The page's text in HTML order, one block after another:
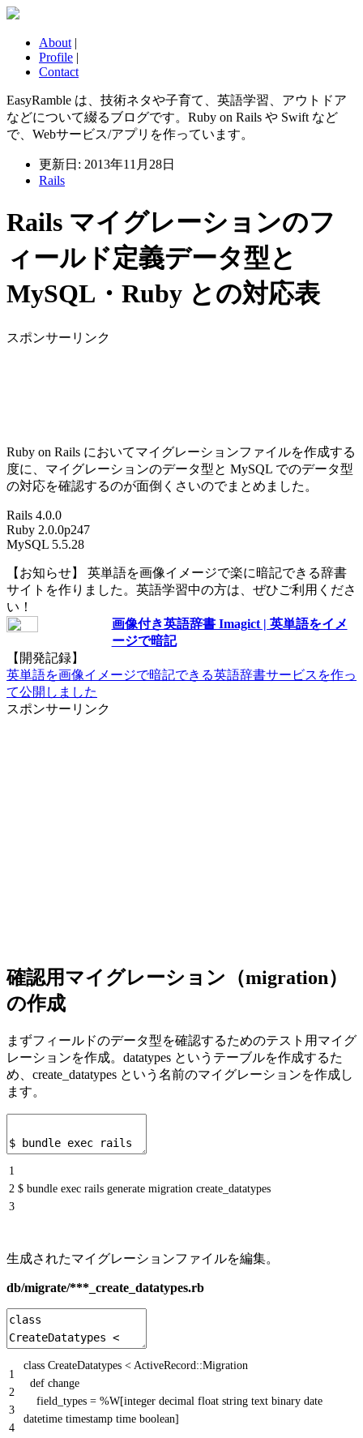
About |
Profile |
Contact
EasyRamble は、技術ネタや子育て、英語学習、アウトドア
などについて綴るブログです。Ruby on Rails や Swift など
で、Webサービス/アプリを作っています。
更新日: 2013年11月28日
Rails
Rails マイグレーションのフ
ィールド定義データ型と
MySQL・Ruby との対応表
スポンサーリンク
Ruby on Rails においてマイグレーションファイルを作成する
度に、マイグレーションのデータ型と MySQL でのデータ型
の対応を確認するのが面倒くさいのでまとめました。
Rails 4.0.0
Ruby 2.0.0p247
MySQL 5.5.28
【お知らせ】 英単語を画像イメージで楽に暗記できる辞書
サイトを作りました。英語学習中の方は、ぜひご利用くださ
い！
画像付き英語辞書 Imagict | 英単語をイメ
ージで暗記
【開発記録】
英単語を画像イメージで暗記できる英語辞書サービスを作っ
て公開しました
スポンサーリンク
確認用マイグレーション（migration）
の作成
まずフィールドのデータ型を確認するためのテスト用マイグ
レーションを作成。datatypes というテーブルを作成するた
め、create_datatypes という名前のマイグレーションを作成し
ます。
1
2
3
$ bundle exec rails generate migration create_datatypes
生成されたマイグレーションファイルを編集。
db/migrate/***_create_datatypes.rb
1
2
3
4
class CreateDatatypes < ActiveRecord::Migration
def change
field_types = %W[integer decimal float string text binary date
datetime timestamp time boolean]